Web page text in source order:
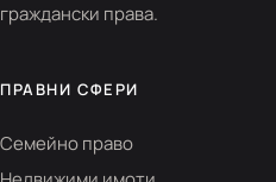
граждански права.
ПРАВНИ СФЕРИ
Семейно право